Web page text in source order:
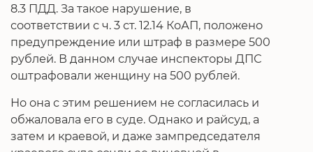
8.3 ПДД. За такое нарушение, в
соответствии с ч. 3 ст. 12.14 КоАП, положено
предупреждение или штраф в размере 500
рублей. В данном случае инспекторы ДПС
оштрафовали женщину на 500 рублей.
Но она с этим решением не согласилась и
обжаловала его в суде. Однако и райсуд, а
затем и краевой, и даже зампредседателя